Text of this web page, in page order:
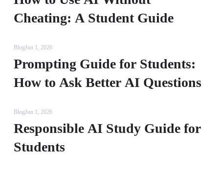
Cheating: A Student Guide
BlogJun 1, 2026
Prompting Guide for Students:
How to Ask Better AI Questions
BlogJun 1, 2026
Responsible AI Study Guide for
Students